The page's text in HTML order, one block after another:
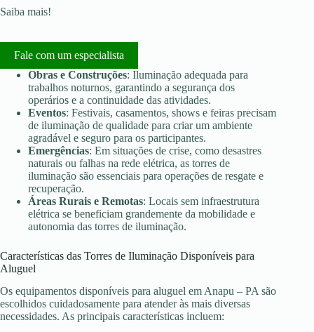
Saiba mais!
Fale com um especialista
Obras e Construções: Iluminação adequada para
trabalhos noturnos, garantindo a segurança dos
operários e a continuidade das atividades.
Eventos: Festivais, casamentos, shows e feiras precisam
de iluminação de qualidade para criar um ambiente
agradável e seguro para os participantes.
Emergências: Em situações de crise, como desastres
naturais ou falhas na rede elétrica, as torres de
iluminação são essenciais para operações de resgate e
recuperação.
Áreas Rurais e Remotas: Locais sem infraestrutura
elétrica se beneficiam grandemente da mobilidade e
autonomia das torres de iluminação.
Características das Torres de Iluminação Disponíveis para
Aluguel
Os equipamentos disponíveis para aluguel em Anapu – PA são
escolhidos cuidadosamente para atender às mais diversas
necessidades. As principais características incluem: